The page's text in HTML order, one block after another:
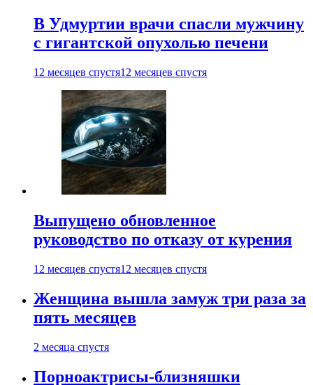
В Удмуртии врачи спасли мужчину
с гигантской опухолью печени
12 месяцев спустя12 месяцев спустя
Выпущено обновленное
руководство по отказу от курения
12 месяцев спустя12 месяцев спустя
Женщина вышла замуж три раза за
пять месяцев
2 месяца спустя
Порноактрисы-близняшки